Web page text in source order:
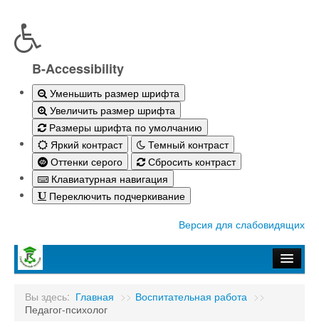
B-Accessibility
Уменьшить размер шрифта
Увеличить размер шрифта
Размеры шрифта по умолчанию
Яркий контраст
Темный контраст
Оттенки серого
Сбросить контраст
Клавиатурная навигация
Переключить подчеркивание
Версия для слабовидящих
Абитуриенту-2026
Вы здесь: Главная >> Воспитательная работа >>
Педагог-психолог